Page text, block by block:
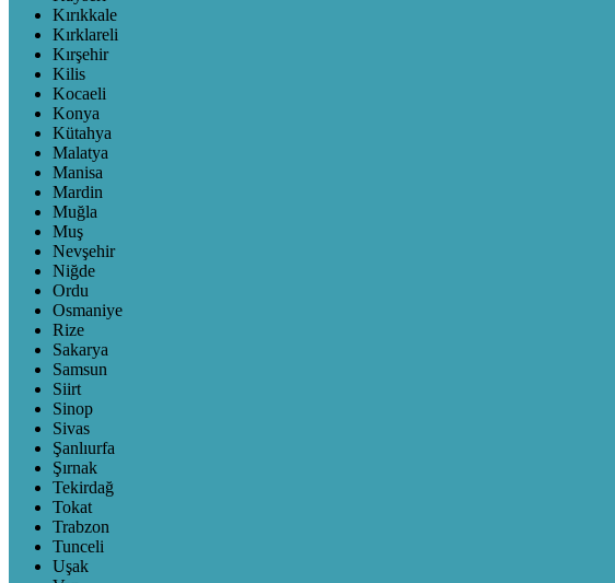
Kırıkkale
Kırklareli
Kırşehir
Kilis
Kocaeli
Konya
Kütahya
Malatya
Manisa
Mardin
Muğla
Muş
Nevşehir
Niğde
Ordu
Osmaniye
Rize
Sakarya
Samsun
Siirt
Sinop
Sivas
Şanlıurfa
Şırnak
Tekirdağ
Tokat
Trabzon
Tunceli
Uşak